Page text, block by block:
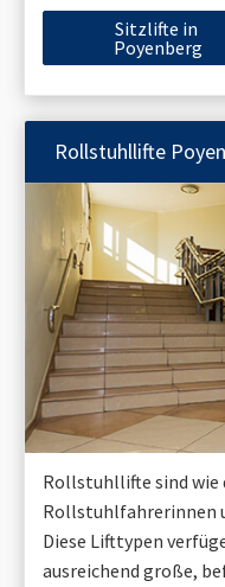
Sitzlifte in
Poyenberg
Rollstuhllifte
Rollstuhllifte sind wie
Rollstuhlfahrerinnen
Diese Lifttypen
ausreichend große,